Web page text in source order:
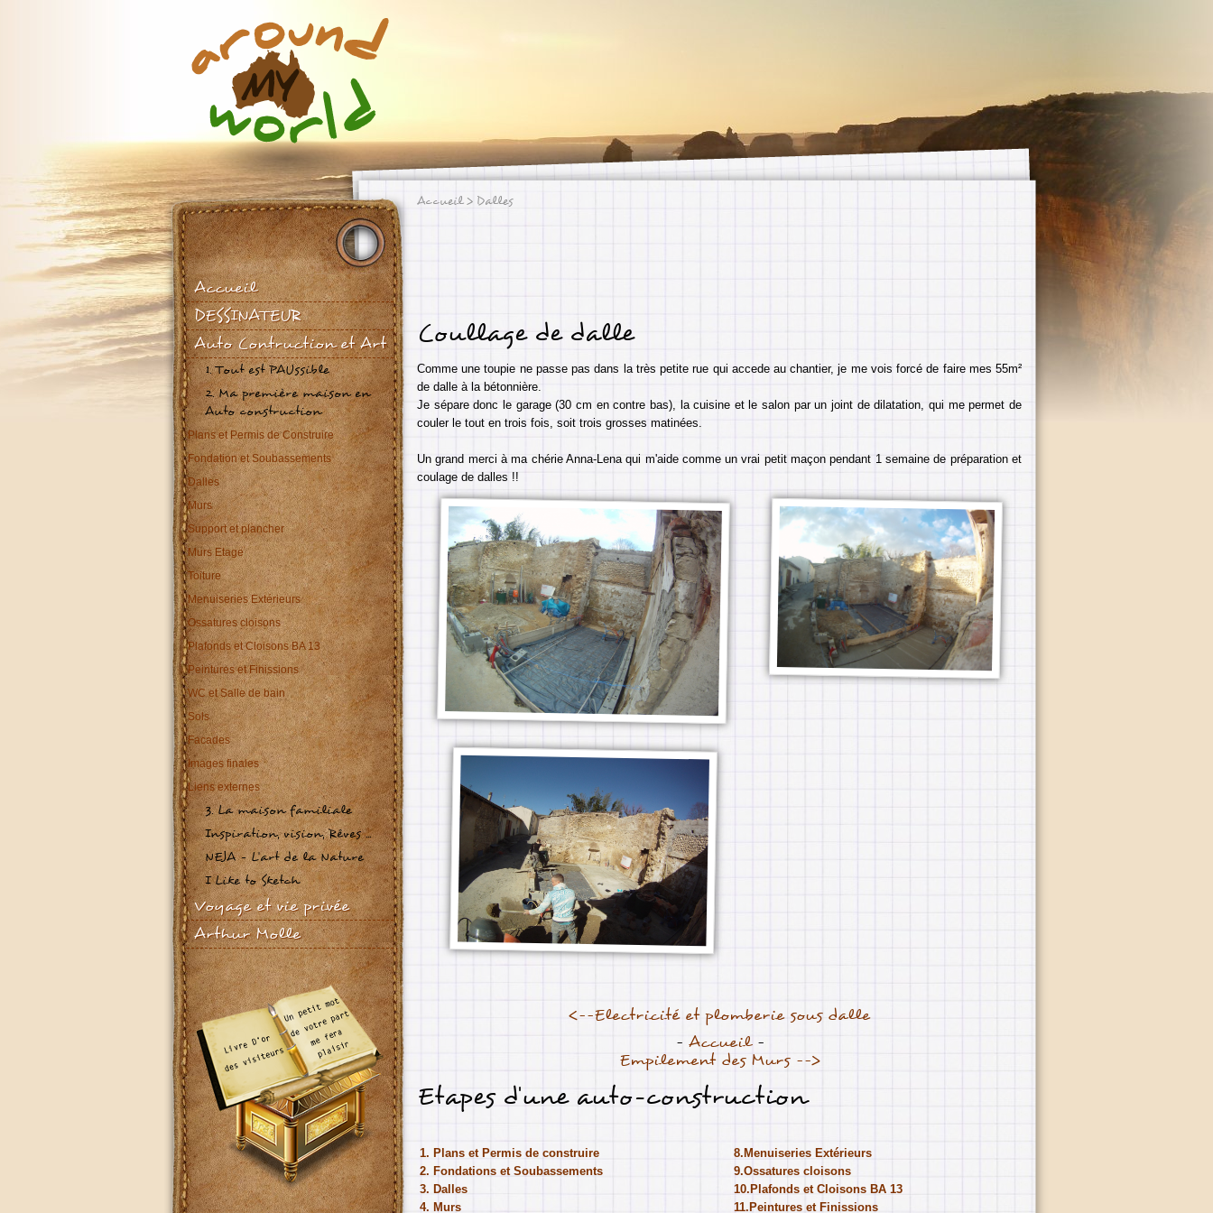
Accueil
DESSINATEUR
Auto Contruction et Art
1. Tout est PAUssible
2. Ma première maison en
Auto construction
Plans et Permis de Construire
Fondation et Soubassements
Dalles
Murs
Support et plancher
Murs Etage
Toiture
Menuiseries Extérieurs
Ossatures cloisons
Plafonds et Cloisons BA 13
Peintures et Finissions
WC et Salle de bain
Sols
Facades
Images finales
Liens externes
3. La maison familiale
Inspiration, vision, Rêves ...
NEJA - L'art de la Nature
I Like to Sketch
Voyage et vie privée
Arthur Molle
Accueil> Dalles
Coullage de dalle
Comme une toupie ne passe pas dans la très petite rue qui accede au chantier, je me vois forcé de faire mes 55m²
de dalle à la bétonnière.
Je sépare donc le garage (30 cm en contre bas), la cuisine et le salon par un joint de dilatation, qui me permet de
couler le tout en trois fois, soit trois grosses matinées.
Un grand merci à ma chérie Anna-Lena qui m'aide comme un vrai petit maçon pendant 1 semaine de préparation et
coulage de dalles !!
<--Electricité et plomberie sous dalle
- Accueil-
Empilement des Murs -->
Etapes d'une auto-construction
1. Plans et Permis de construire
2. Fondations et Soubassements
3. Dalles
4. Murs
8.Menuiseries Extérieurs
9.Ossatures cloisons
10.Plafonds et Cloisons BA 13
11. Peintures et Finissions